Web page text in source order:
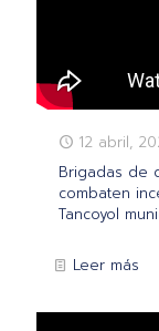
12 abril,
Brigadas de
combaten
Tancoyol
Leer más